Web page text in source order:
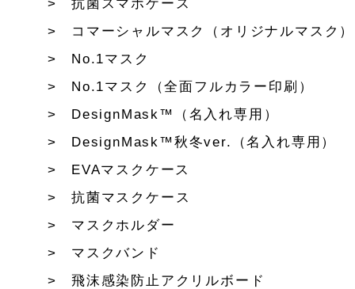
抗菌スマホケース
コマーシャルマスク（オリジナルマスク）
No.1マスク
No.1マスク（全面フルカラー印刷）
DesignMask™（名入れ専用）
DesignMask™秋冬ver.（名入れ専用）
EVAマスクケース
抗菌マスクケース
マスクホルダー
マスクバンド
飛沫感染防止アクリルボード